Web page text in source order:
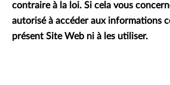
contraire à la loi. Si cela vous
autorisé à accéder aux informations
présent Site Web ni à les utiliser.